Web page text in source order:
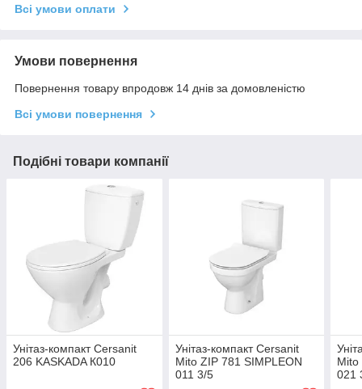
Всі умови оплати
Умови повернення
Повернення товару впродовж 14 днів за домовленістю
Всі умови повернення
Подібні товари компанії
Унітаз-компакт Cersanit
206 KASKADA К010
Унітаз-компакт Cersanit
Mito ZIP 781 SIMPLEON
011 3/5
Mito
021